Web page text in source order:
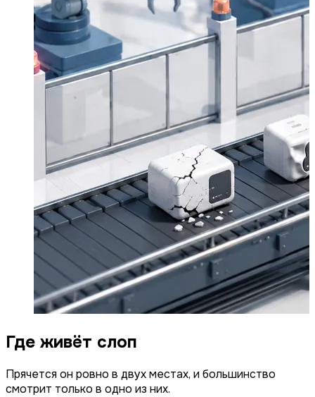
Где живёт слоп
Прячется он ровно в двух местах, и большинство
смотрит только в одно из них.